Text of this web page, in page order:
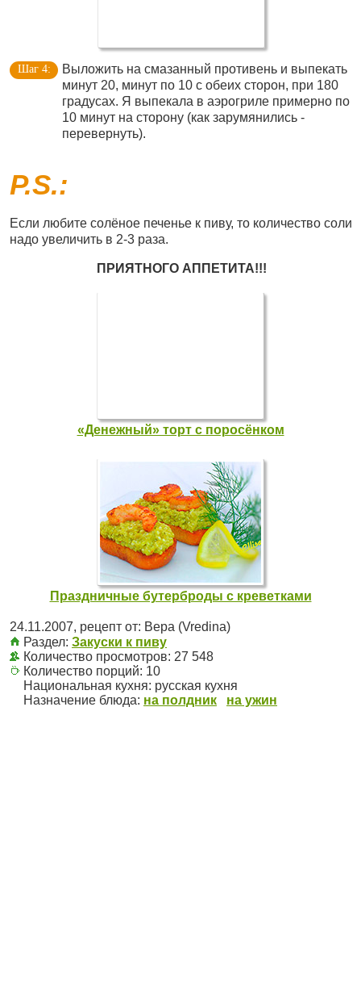
Выложить на смазанный противень и выпекать
минут 20, минут по 10 с обеих сторон, при 180
градусах. Я выпекала в аэрогриле примерно по
10 минут на сторону (как зарумянились -
перевернуть).
P.S.:
Если любите солёное печенье к пиву, то количество соли
надо увеличить в 2-3 раза.
ПРИЯТНОГО АППЕТИТА!!!
«Денежный» торт с поросёнком
Праздничные бутерброды с креветками
24.11.2007, рецепт от: Вера (Vredina)
Раздел: Закуски к пиву
Количество просмотров: 27 548
Количество порций: 10
Национальная кухня: русская кухня
Назначение блюда: на полдник на ужин